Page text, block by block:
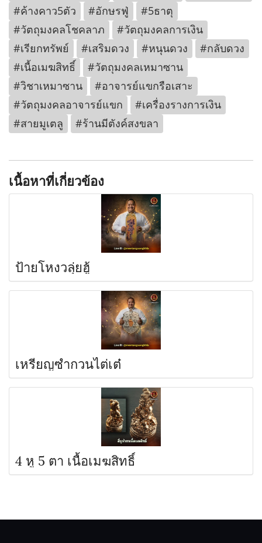
#ค้างคาว5ตัว
#อักษรฟู่
#5ธาตุ
#วัตถุมงคลโชคลาภ
#วัตถุมงคลการเงิน
#เรียกทรัพย์
#เสริมดวง #หนุนดวง
#กลับดวง
#เนื้อเมฆสิทธิ์
#วัตถุมงคลเหมาซาน
#วิชาเหมาซาน
#อาจารย์แขกรือเสาะ
#วัตถุมงคลอาจารย์แขก
#เครื่องรางการเงิน
#สายมูเตลู
#ร้านมีตังค์สงขลา
เนื้อหาที่เกี่ยวข้อง
ป้ายโหงวลุ่ยฮู้
เหรียญซำกวนไต่เต๋
4 หู 5 ตา เนื้อเมฆสิทธิ์